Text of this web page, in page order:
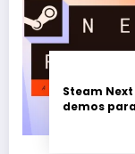
Steam
demos